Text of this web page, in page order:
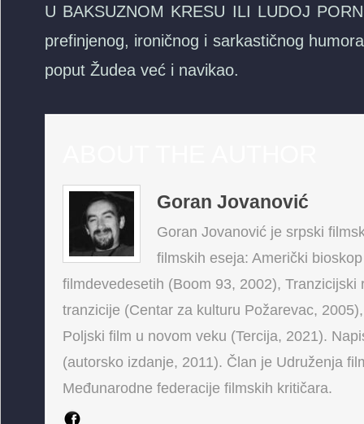
U BAKSUZNOM KRESU ILI LUDOJ
prefinjenog, ironičnog i sarkastičnog
poput Žudea već i navikao.
Goran Jovanović
Goran Jovanović je srpski
filmskih eseja: Američki
filmdevedesetih (Boom 93, 2002),
tranzicije (Centar za kulturu Požarevac,
Poljski film u novom veku (Tercija, 2021).
(autorsko izdanje, 2011). Član je Udruženja
Međunarodne federacije filmskih kritičara.